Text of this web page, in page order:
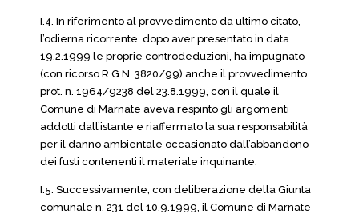
I.4. In riferimento al provvedimento da ultimo citato,
l’odierna ricorrente, dopo aver presentato in data
19.2.1999 le proprie controdeduzioni, ha impugnato
(con ricorso R.G.N. 3820/99) anche il provvedimento
prot. n. 1964/9238 del 23.8.1999, con il quale il
Comune di Marnate aveva respinto gli argomenti
addotti dall’istante e riaffermato la sua responsabilità
per il danno ambientale occasionato dall’abbandono
dei fusti contenenti il materiale inquinante.
I.5. Successivamente, con deliberazione della Giunta
comunale n. 231 del 10.9.1999, il Comune di Marnate